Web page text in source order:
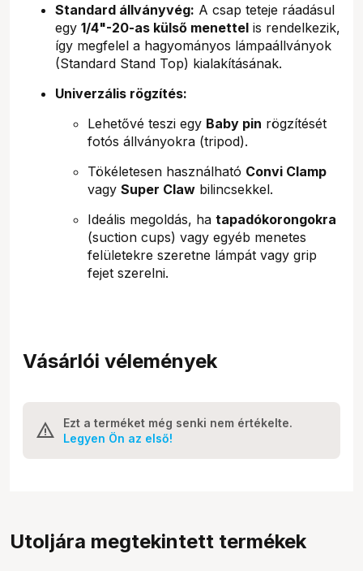
Standard állványvég: A csap teteje ráadásul
egy 1/4"-20-as külső menettel is rendelkezik,
így megfelel a hagyományos lámpaállványok
(Standard Stand Top) kialakításának.
Univerzális rögzítés:
Lehetővé teszi egy Baby pin rögzítését
fotós állványokra (tripod).
Tökéletesen használható Convi Clamp
vagy Super Claw bilincsekkel.
Ideális megoldás, ha tapadókorongokra
(suction cups) vagy egyéb menetes
felületekre szeretne lámpát vagy grip
fejet szerelni.
Vásárlói vélemények
Ezt a terméket még senki nem értékelte.
Legyen Ön az első!
Utoljára megtekintett termékek